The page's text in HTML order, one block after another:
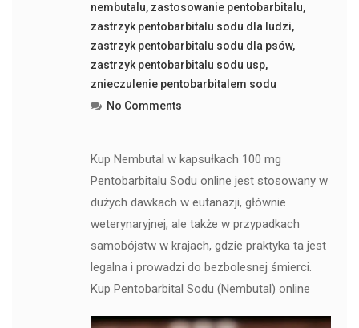
nembutalu, zastosowanie pentobarbitalu,
zastrzyk pentobarbitalu sodu dla ludzi,
zastrzyk pentobarbitalu sodu dla psów,
zastrzyk pentobarbitalu sodu usp,
znieczulenie pentobarbitalem sodu
No Comments
Kup Nembutal w kapsułkach 100 mg
Pentobarbitalu Sodu online jest stosowany w
dużych dawkach w eutanazji, głównie
weterynaryjnej, ale także w przypadkach
samobójstw w krajach, gdzie praktyka ta jest
legalna i prowadzi do bezbolesnej śmierci.
Kup Pentobarbital Sodu (Nembutal) online